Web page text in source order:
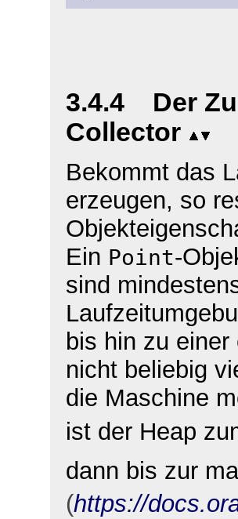
3.4.4 Der
Collector
Bekommt das
erzeugen, so
Ein Point-
sind
bis hin zu
nicht beliebig
die Maschine
ist der Heap
dann bis zur
(https://